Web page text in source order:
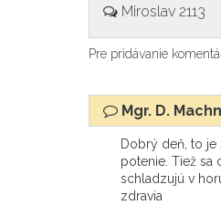
Miroslav 2113
Pre pridávanie
Mgr. D.
Dobrý deň, to
potenie. Tiež sa
schladzujú v
zdravia